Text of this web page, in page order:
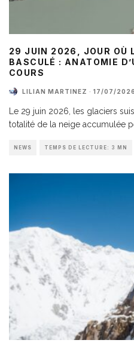
29 JUIN 2026, JOUR OÙ
BASCULÉ : ANATOMIE
COURS
LILIAN MARTINEZ · 17/07/2026
Le 29 juin 2026, les glaciers
totalité de la neige accumulée
NEWS TEMPS DE LECTURE: 3 MN